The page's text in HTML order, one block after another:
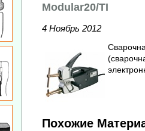
Modular20/TI
4 Ноябрь 2012
Похожие